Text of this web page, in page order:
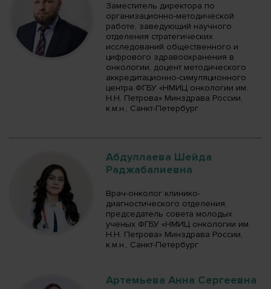
Заместитель директора по
организационно-методической
работе, заведующий научного
отделения стратегических
исследований общественного и
цифрового здравоохранения в
онкологии, доцент методического
аккредитационно-симуляционного
центра ФГБУ «НМИЦ онкологии им.
Н.Н. Петрова» Минздрава России,
к.м.н., Санкт-Петербург
Абдуллаева Шейда
Раджабалиевна
Врач-онколог клинико-
диагностического отделения,
председатель совета молодых
ученых ФГБУ «НМИЦ онкологии им.
Н.Н. Петрова» Минздрава России,
к.м.н., Санкт-Петербург
Артемьева Анна Сергеевна